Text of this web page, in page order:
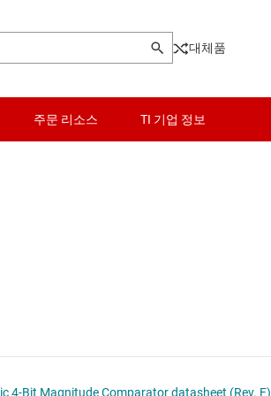
대체품
주문 리소스 TI 기업 정보
CDx4HC85, CDx4HCT85 High-Speed CMOS Logic 4-Bit Magnitude Comparator datasheet (Rev. F)